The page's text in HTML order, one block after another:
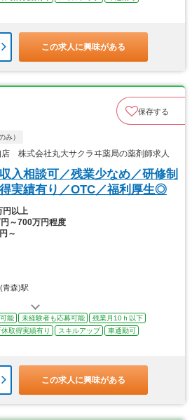
この求人に興味がある
保存する
み）
株式会社丸大サクラヰ薬局の薬剤師求人
入相談可／残業少なめ／研修制
実績有り／OTC／福利厚生◎
円以上
円～700万円程度
～
青森)駅
能 未経験者も応募可能
残業月10ｈ以下
取得実績有り スキルアップ
車通勤可
この求人に興味がある